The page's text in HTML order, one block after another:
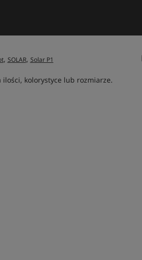
, SOLAR, Solar P1
kolorystyce lub rozmiarze.